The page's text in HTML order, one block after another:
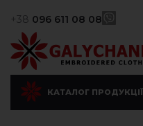
+38 096 611 08 08
КАТАЛОГ ПРОДУКЦІЇ